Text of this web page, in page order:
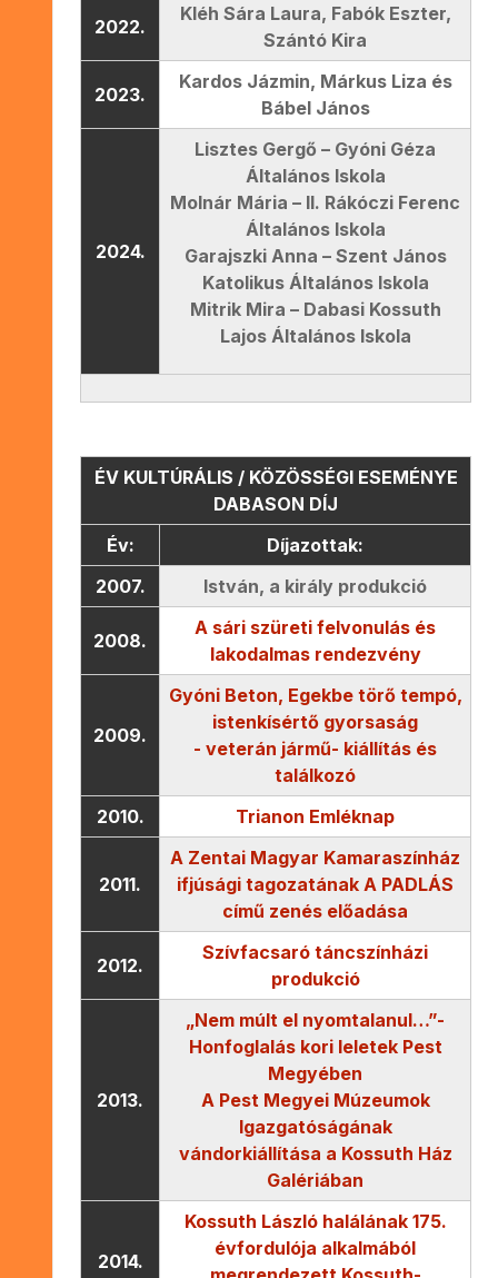
2022.
Kléh Sára Laura, Fabók Eszter,
Szántó Kira
2023.
Kardos Jázmin, Márkus Liza és
Bábel János
2024.
Lisztes Gergő – Gyóni Géza
Általános Iskola
Molnár Mária – II. Rákóczi Ferenc
Általános Iskola
Garajszki Anna – Szent János
Katolikus Általános Iskola
Mitrik Mira – Dabasi Kossuth
Lajos Általános Iskola
ÉV KULTÚRÁLIS / KÖZÖSSÉGI ESEMÉNYE
DABASON DÍJ
Év:
Díjazottak:
2007.
István, a király produkció
2008.
A sári szüreti felvonulás és
lakodalmas rendezvény
2009.
Gyóni Beton, Egekbe törő tempó,
istenkísértő gyorsaság
- veterán jármű- kiállítás és
találkozó
2010.
Trianon Emléknap
2011.
A Zentai Magyar Kamaraszínház
ifjúsági tagozatának A PADLÁS
című zenés előadása
2012.
Szívfacsaró táncszínházi
produkció
2013.
„Nem múlt el nyomtalanul…”-
Honfoglalás kori leletek Pest
Megyében
A Pest Megyei Múzeumok
Igazgatóságának
vándorkiállítása a Kossuth Ház
Galériában
2014.
Kossuth László halálának 175.
évfordulója alkalmából